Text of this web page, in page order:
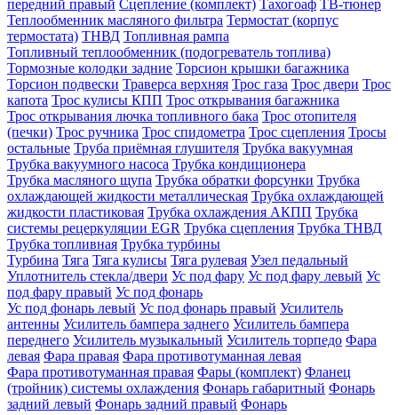
передний правый Сцепление (комплект) Тахогоаф ТВ-тюнер
Теплообменник масляного фильтра Термостат (корпус
термостата) ТНВД Топливная рампа
Топливный теплообменник (подогреватель топлива)
Тормозные колодки задние Торсион крышки багажника
Торсион подвески Траверса верхняя Трос газа Трос двери Трос
капота Трос кулисы КПП Трос открывания багажника
Трос открывания лючка топливного бака Трос отопителя
(печки) Трос ручника Трос спидометра Трос сцепления Тросы
остальные Труба приёмная глушителя Трубка вакуумная
Трубка вакуумного насоса Трубка кондиционера
Трубка масляного щупа Трубка обратки форсунки Трубка
охлаждающей жидкости металлическая Трубка охлаждающей
жидкости пластиковая Трубка охлаждения АКПП Трубка
системы рецеркуляции EGR Трубка сцепления Трубка ТНВД
Трубка топливная Трубка турбины
Турбина Тяга Тяга кулисы Тяга рулевая Узел педальный
Уплотнитель стекла/двери Ус под фару Ус под фару левый Ус
под фару правый Ус под фонарь
Ус под фонарь левый Ус под фонарь правый Усилитель
антенны Усилитель бампера заднего Усилитель бампера
переднего Усилитель музыкальный Усилитель торпедо Фара
левая Фара правая Фара противотуманная левая
Фара противотуманная правая Фары (комплект) Фланец
(тройник) системы охлаждения Фонарь габаритный Фонарь
задний левый Фонарь задний правый Фонарь